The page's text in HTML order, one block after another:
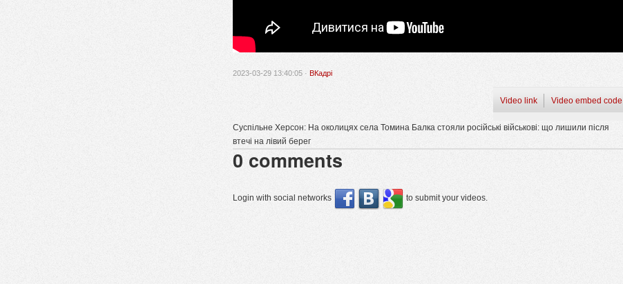
2023-03-29 13:40:05 · ВКадрі
Video link Video embed code
Суспільне Херсон: На околицях села Томина Балка стояли російські військові: що лишили після
втечі на лівий берег
0 comments
Login with social networks to submit your videos.